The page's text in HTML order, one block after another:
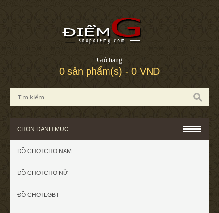
Giỏ hàng
0 sản phẩm(s) - 0 VND
CHỌN DANH MỤC
ĐỒ CHƠI CHO NAM
ĐỒ CHƠI CHO NỮ
ĐỒ CHƠI LGBT